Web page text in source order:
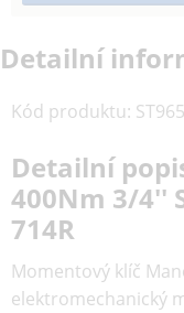
Detailní
Kód produktu:
Detailní
400Nm 3/4''
714R
Momentový klíč
elektromechanický